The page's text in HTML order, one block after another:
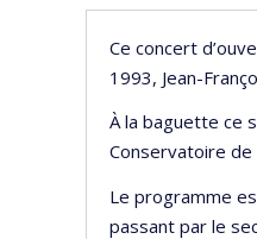
Ce concert
1993, Jean-
À la baguette ce
Conservatoire
Le programme
passant par le